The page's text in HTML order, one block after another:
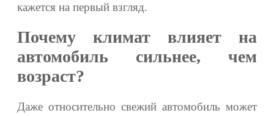
кажется на первый взгляд.
Почему климат влияет на
автомобиль сильнее, чем
возраст?
Даже относительно свежий автомобиль может